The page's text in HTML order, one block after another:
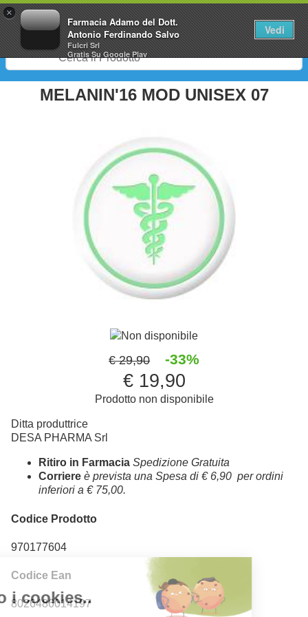
×
Farmacia Adamo del Dott.
Antonio Ferdinando Salvo
Fulcri Srl
GratisSu Google Play
Vedi
0
MELANIN'16 MOD UNISEX 07
Non disponibile
€ 29,90 -33%
€ 19,90
Prodotto non disponibile
Ditta produttrice
DESA PHARMA Srl
Ritiro in Farmacia Spedizione Gratuita
Corriere è prevista una Spesa di € 6,90 per ordini
inferiori a € 75,00.
Codice Prodotto
970177604
Codice Ean
8026486014197